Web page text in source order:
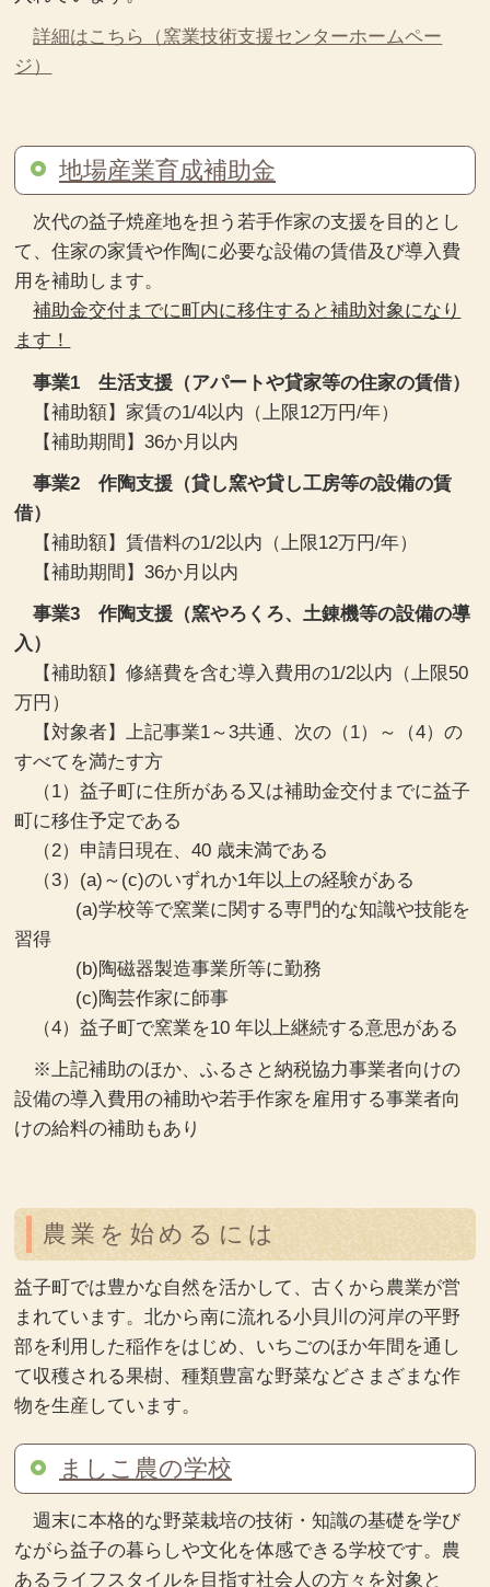
詳細はこちら（窯業技術支援センターホームペー
ジ）
地場産業育成補助金
次代の益子焼産地を担う若手作家の支援を目的とし
て、住家の家賃や作陶に必要な設備の賃借及び導入費
用を補助します。
補助金交付までに町内に移住すると補助対象になり
ます！
事業1 生活支援（アパートや貸家等の住家の賃借）
【補助額】家賃の1/4以内（上限12万円/年）
【補助期間】36か月以内
事業2 作陶支援（貸し窯や貸し工房等の設備の賃
借）
【補助額】賃借料の1/2以内（上限12万円/年）
【補助期間】36か月以内
事業3 作陶支援（窯やろくろ、土錬機等の設備の導
入）
【補助額】修繕費を含む導入費用の1/2以内（上限50
万円）
【対象者】上記事業1～3共通、次の（1）～（4）の
すべてを満たす方
（1）益子町に住所がある又は補助金交付までに益子
町に移住予定である
（2）申請日現在、40 歳未満である
（3）(a)～(c)のいずれか1年以上の経験がある
(a)学校等で窯業に関する専門的な知識や技能を
習得
(b)陶磁器製造事業所等に勤務
(c)陶芸作家に師事
（4）益子町で窯業を10 年以上継続する意思がある
※上記補助のほか、ふるさと納税協力事業者向けの
設備の導入費用の補助や若手作家を雇用する事業者向
けの給料の補助もあり
農業を始めるには
益子町では豊かな自然を活かして、古くから農業が営
まれています。北から南に流れる小貝川の河岸の平野
部を利用した稲作をはじめ、いちごのほか年間を通し
て収穫される果樹、種類豊富な野菜などさまざまな作
物を生産しています。
ましこ農の学校
週末に本格的な野菜栽培の技術・知識の基礎を学び
ながら益子の暮らしや文化を体感できる学校です。農
あるライフスタイルを目指す社会人の方々を対象と